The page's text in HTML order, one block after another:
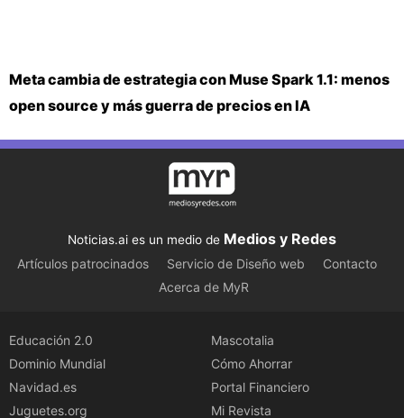
Meta cambia de estrategia con Muse Spark 1.1: menos
open source y más guerra de precios en IA
Noticias.ai es un medio de Medios y Redes
Artículos patrocinados Servicio de Diseño web
Contacto
Acerca de MyR
Educación 2.0
Dominio Mundial
Navidad.es
Juguetes.org
Mascotalia
Cómo Ahorrar
Portal Financiero
Mi Revista